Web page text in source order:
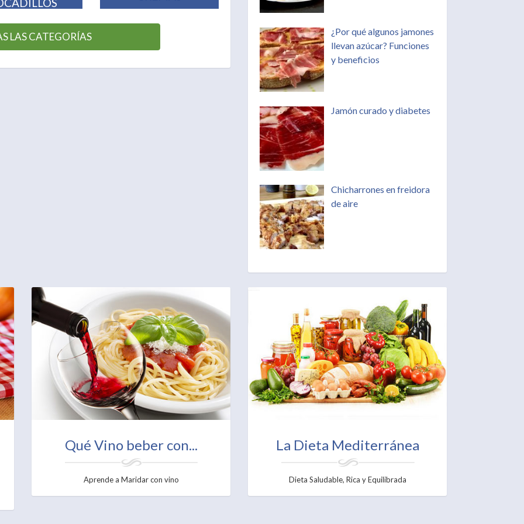
LAS CATEGORÍAS
¿Por qué algunos jamones
llevan azúcar? Funciones
y beneficios
Jamón curado y diabetes
Chicharrones en freidora
de aire
Qué Vino beber con...
Aprende a Maridar con vino
La Dieta Mediterránea
Dieta Saludable, Rica y Equilibrada